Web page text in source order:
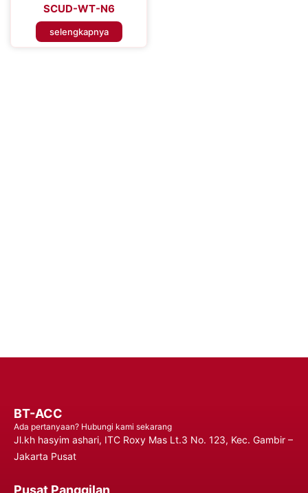
SCUD-WT-N6
selengkapnya
BT-ACC
Ada pertanyaan? Hubungi kami sekarang
Jl.kh hasyim ashari, ITC Roxy Mas Lt.3 No. 123, Kec. Gambir –
Jakarta Pusat
Pusat Panggilan